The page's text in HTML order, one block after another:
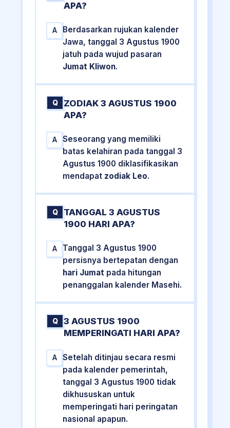
APA?
A
Berdasarkan rujukan kalender
Jawa, tanggal 3 Agustus 1900
jatuh pada wujud pasaran
Jumat Kliwon.
Q
ZODIAK 3 AGUSTUS 1900
APA?
A
Seseorang yang memiliki
batas kelahiran pada tanggal 3
Agustus 1900 diklasifikasikan
mendapat zodiak Leo.
Q
TANGGAL 3 AGUSTUS
1900 HARI APA?
A
Tanggal 3 Agustus 1900
persisnya bertepatan dengan
hari Jumat pada hitungan
penanggalan kalender Masehi.
Q
3 AGUSTUS 1900
MEMPERINGATI HARI APA?
A
Setelah ditinjau secara resmi
pada kalender pemerintah,
tanggal 3 Agustus 1900 tidak
dikhususkan untuk
memperingati hari peringatan
nasional apapun.